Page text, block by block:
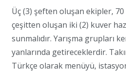
Üç (3) şeften oluşan ekipler, 70
çeşitten oluşan iki (2) kuver
sunmalıdır. Yarışma grupları
yanlarında getireceklerdir.
Türkçe olarak menüyü,